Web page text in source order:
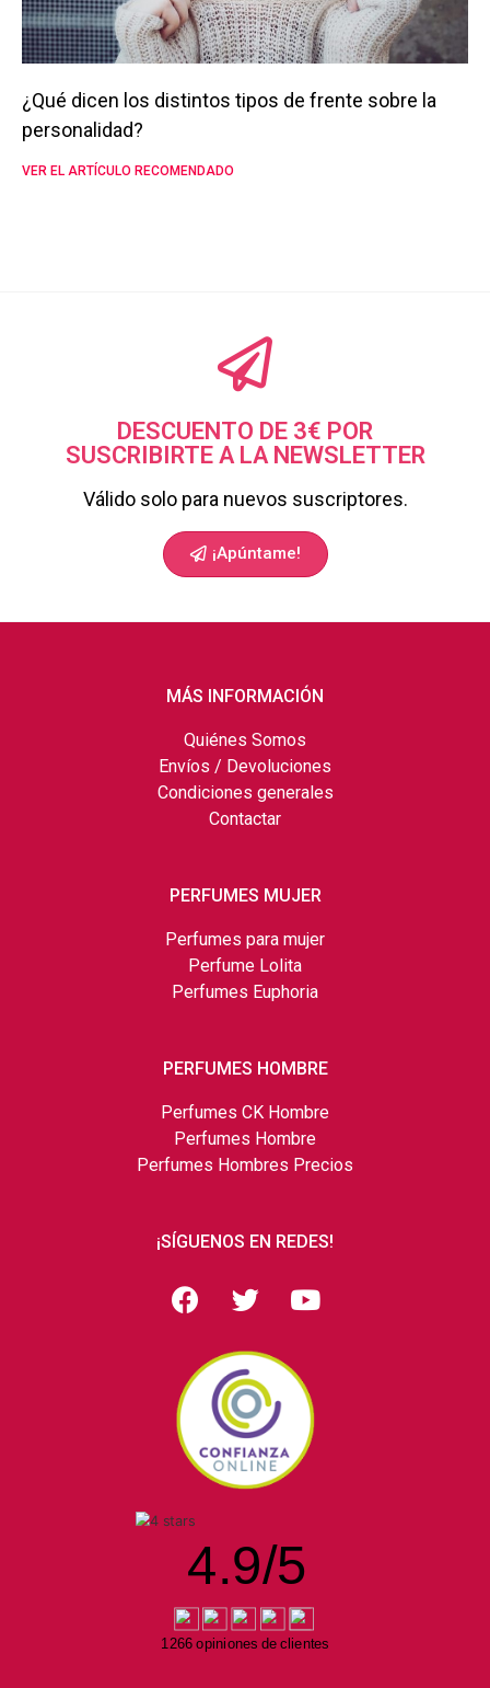
¿Qué dicen los distintos tipos de frente sobre la
personalidad?
VER EL ARTÍCULO RECOMENDADO
DESCUENTO DE 3€ POR
SUSCRIBIRTE A LA NEWSLETTER
Válido solo para nuevos suscriptores.
¡Apúntame!
MÁS INFORMACIÓN
Quiénes Somos
Envíos / Devoluciones
Condiciones generales
Contactar
PERFUMES MUJER
Perfumes para mujer
Perfume Lolita
Perfumes Euphoria
PERFUMES HOMBRE
Perfumes CK Hombre
Perfumes Hombre
Perfumes Hombres Precios
¡SÍGUENOS EN REDES!
4.9/5
1266 opiniones de clientes